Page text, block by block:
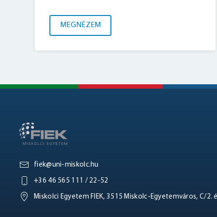
MEGNÉZEM
fiek@uni-miskolc.hu
+36 46 565 111 / 22-52
Miskolci Egyetem FIEK, 3515 Miskolc-Egyetemváros, C/2.